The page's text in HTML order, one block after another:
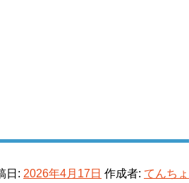
日: 2026年4月17日 作成者: てんちょ